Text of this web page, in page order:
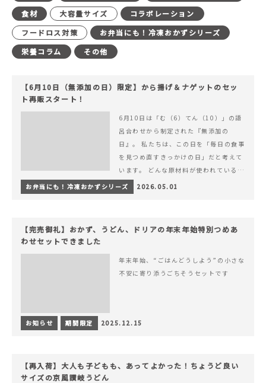
食材
大容量サイズ
コラボレーション
フードロス対策
お弁当にも！冷凍おかずシリーズ
栄養コラム
その他
【6月10日（無添加の日）限定】から揚げ＆ナゲットのセッ
ト再販スタート！
6月10日は「む（6）てん（10）」の語
呂合わせから制定された『無添加の
日』。 私たちは、この日を「毎日の食事
を見つめ直すきっかけの日」だと考えて
います。 どんな原材料が使われているの
か。 どのようにつくられているのか。&
hellip; 続きを読む 【6月10日（無添加
お弁当にも！冷凍おかずシリーズ 2026.05.01
【完売御礼】おかず、うどん、ドリアの年末年始特別つめあ
わせセットできました
年末年始、“ごはんどうしよう”の小さな
不安に寄り添うごちそうセットです
お知らせ 期間限定 2025.12.15
【再入荷】大人も子どもも、あってよかった！ちょうど良い
サイズの京風讃岐うどん